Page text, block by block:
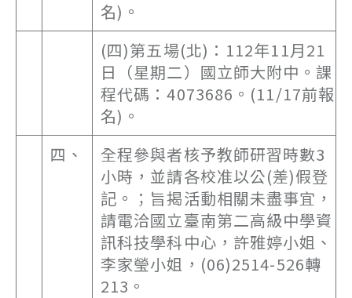
名)。
(四)第五場(北)：112年11月21
日（星期二）國立師大附中。課
程代碼：4073686。(11/17前報
名)。
四、
全程參與者核予教師研習時數3
小時，並請各校准以公(差)假登
記。；旨揭活動相關未盡事宜，
請電洽國立臺南第二高級中學資
訊科技學科中心，許雅婷小姐、
李家瑩小姐，(06)2514-526轉
213。